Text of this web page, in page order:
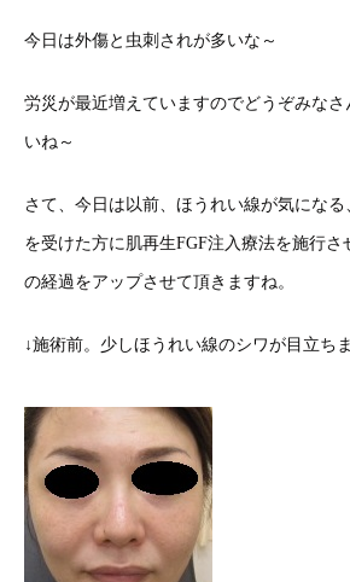
今日は外傷と虫刺されが多いな～
労災が最近増えていますのでどうぞみなさ
いね～
さて、今日は以前、ほうれい線が気にな
を受けた方に肌再生FGF注入療法を施行さ
の経過をアップさせて頂きますね。
↓施術前。少しほうれい線のシワが目立ち